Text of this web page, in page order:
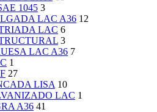
1045 3
LAC A36 12
LAC 6
3
LAC A36 7
1
27
LISA 10
LAC 1
A36 41